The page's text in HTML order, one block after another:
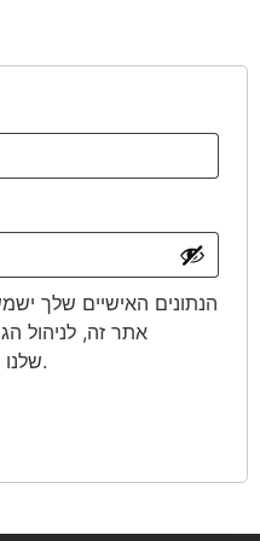
הנתונים האישיים שלך
אתר זה, לניהול
. שלנו.